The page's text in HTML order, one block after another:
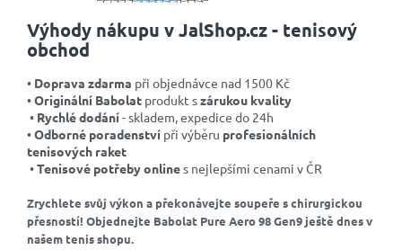
Výhody nákupu v JalShop.cz - tenisový
obchod
• Doprava zdarma při objednávce nad 1500 Kč
•Originální Babolat produkt szárukou kvality
• Rychlé dodání- skladem, expedice do 24h
•Odborné poradenství při výběru profesionálních
tenisových raket
•Tenisové potřeby onlines nejlepšími cenami v ČR
Zrychlete svůj výkon a překonávejte soupeře s chirurgickou
přesností! Objednejte Babolat Pure Aero 98 Gen9 ještě dnes v
našem tenis shopu.